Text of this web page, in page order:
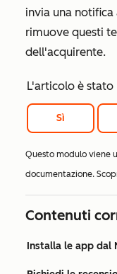
invia una
rimuove questi
dell'acquirente.
L'articolo è stato
Sì
Questo modulo viene
documentazione.
Contenuti
Installa le app dal